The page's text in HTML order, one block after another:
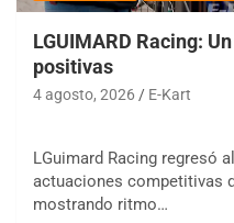
LGUIMARD Racing:
positivas
4 agosto, 2026 E-Kart
LGuimard Racing regresó
actuaciones competitivas
mostrando ritmo…